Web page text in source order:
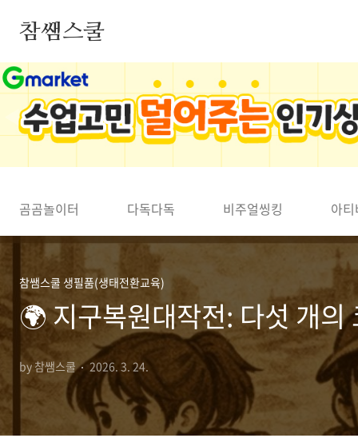
참쌤스쿨
◀
곰곰놀이터 다독다독 비주얼씽킹 아
참쌤스쿨 생필품(생태전환교육)
🌍 지구복원대작전: 다섯 개의
by 참쌤스쿨 2026. 3. 24.